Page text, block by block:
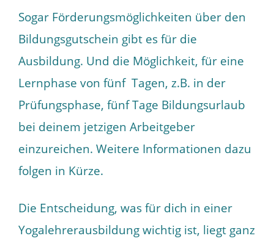
Sogar Förderungsmöglichkeiten über den
Bildungsgutschein gibt es für die
Ausbildung. Und die Möglichkeit, für eine
Lernphase von fünf Tagen, z.B. in der
Prüfungsphase, fünf Tage Bildungsurlaub
bei deinem jetzigen Arbeitgeber
einzureichen. Weitere Informationen dazu
folgen in Kürze.
Die Entscheidung, was für dich in einer
Yogalehrerausbildung wichtig ist, liegt ganz